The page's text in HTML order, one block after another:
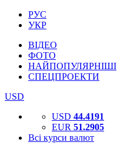
РУС
УКР
ВІДЕО
ФОТО
НАЙПОПУЛЯРНІШІ
СПЕЦПРОЕКТИ
USD
USD 44.4191
EUR 51.2905
Всі курси валют